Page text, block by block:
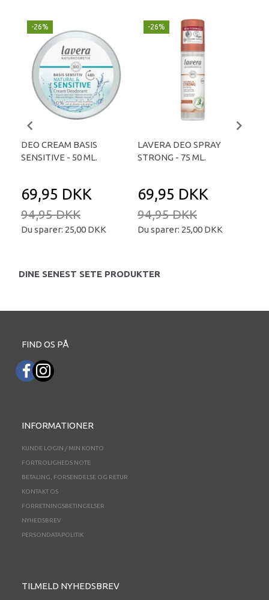
-26%
DEO CREAM BASIS
SENSITIVE - 50 ML.
69,95 DKK
94,95 DKK
Du sparer: 25,00 DKK
-26%
LAVERA DEO SPRAY
STRONG - 75 ML.
69,95 DKK
94,95 DKK
Du sparer: 25,00 DKK
DINE SENEST SETE PRODUKTER
FIND OS PÅ
INFORMATIONER
KUNDE LOGIN / MIN KONTO
FORTROLIGHEDS NOTE
BETALING, FORSENDELSE OG RETUR
KONTAKT OS
FORRETNINGSBETINGELSER
NYHEDSBREV
PERSONDATAPOLITIK
TILMELD NYHEDSBREV